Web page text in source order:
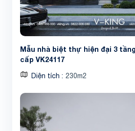
Mẫu nhà biệt thự hiện đại 3
cấp VK24117
Diện tích 230m2